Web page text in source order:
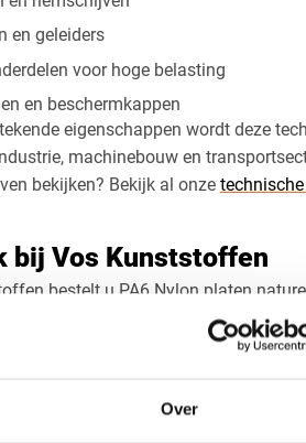
Over
en geleiders
voor hoge belasting
en beschermkappen
eigenschappen wordt deze
machinebouw en
bekijken? Bekijk al onze
bij Vos Kunststoffen
bestelt u PA6 Nylon platen
in elke gewenste vorm: vierkant,
contouren op basis van uw
in diktes van 8 mm tot 60
Ook gaten, uitsparingen en
PA6